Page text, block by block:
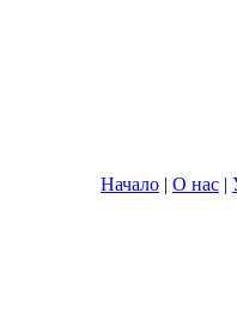
Начало | О нас |